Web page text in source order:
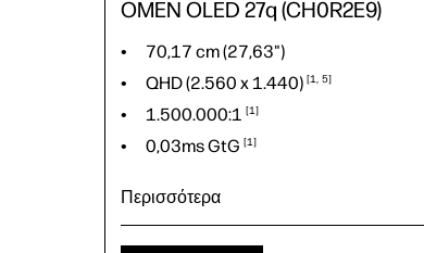
OMEN OLED 27q (CH0R2E9)
70,17 cm (27,63")
QHD (2.560 x1.440) 1 5
1.500.000:1 1
0,03msGtG 1
Περισσότερα